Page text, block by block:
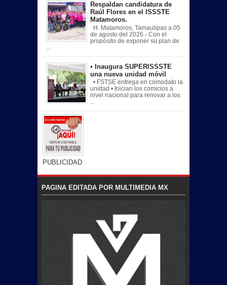
Respaldan candidatura de
Raúl Flores en el ISSSTE
Matamoros.
H. Matamoros, Tamaulipas a 05
de agosto del 2026.- Con el
propósito de exponer su plan de
• Inaugura SUPERISSSTE
una nueva unidad móvil
• FSTSE entrega en comodato la
unidad • Inician los comicios a
nivel nacional para renovar a los
PUBLICIDAD
PAGINA EDITADA POR MULTIMEDIA MX